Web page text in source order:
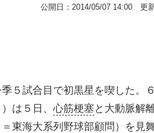
公開日： 2014/05/07 14:00 更
５試合目で初黒星を喫した。
は５日、 心筋梗塞 と大動脈解
東海大系列 野球部顧問）を見